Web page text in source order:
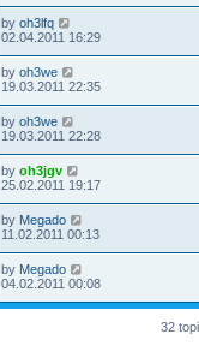
by oh3lfq
02.04.2011 16:29
by oh3we
19.03.2011 22:35
by oh3we
19.03.2011 22:28
by oh3jgv
25.02.2011 19:17
by Megado
11.02.2011 00:13
by Megado
04.02.2011 00:08
32